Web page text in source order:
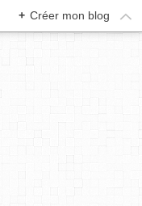
+ Créer mon blog